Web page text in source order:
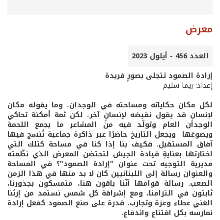
معرض
العدد 456 - أيلول 2023
إرادة الصمود تتجلى بصورٍ فريدة
إعداد: ريما سليم
لكل مكان حكاياته ومساحته في الوجدان، وما يقوله مكان
لإنسانٍ قد يقول نقيضه لإنسانٍ آخر، لكن ثمة أمكنة تحاكي
الوجدان العام وتولّد فيه من المشاعر ما يجمع اللحمة
ويصوغها ويجعل التاريخ حاضرًا عبر ذاكرة جماعية تُنسج فيها
آفاق المستقبل. فكيف بنا إذا كنا في مساحة كتلك التي
اختارتها بعنايةٍ قيادة الجيش لتحتضن المعرض الذي نظّمته
مديرية التوجيه تحت عنوان "إرادة الصمود"؟ في المساحة
والعنوان رسالة إلى اللبنانيين كان لا بد منها في هذا الزمن
الصعب. رسالة قوامها أنّنا باقون هنا، متمسكون بجذورنا،
ثابتون في التزامنا، ومع إشراقة كل شمس نستمد من إرثنا
الغني عطاء وعزة وتجارب، قدرة على صنع الصمود كفعل إرادة
نمارسه بكل اقتناع واندفاع.